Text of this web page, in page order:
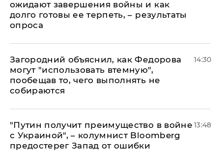
ожидают завершения войны и как
долго готовы ее терпеть, – результаты
опроса
Загородний объяснил, как Федорова
могут "использовать втемную",
пообещав то, чего выполнять не
собираются
14:30
"Путин получит преимущество в войне
с Украиной", – колумнист Bloomberg
предостерег Запад от ошибки
13:48